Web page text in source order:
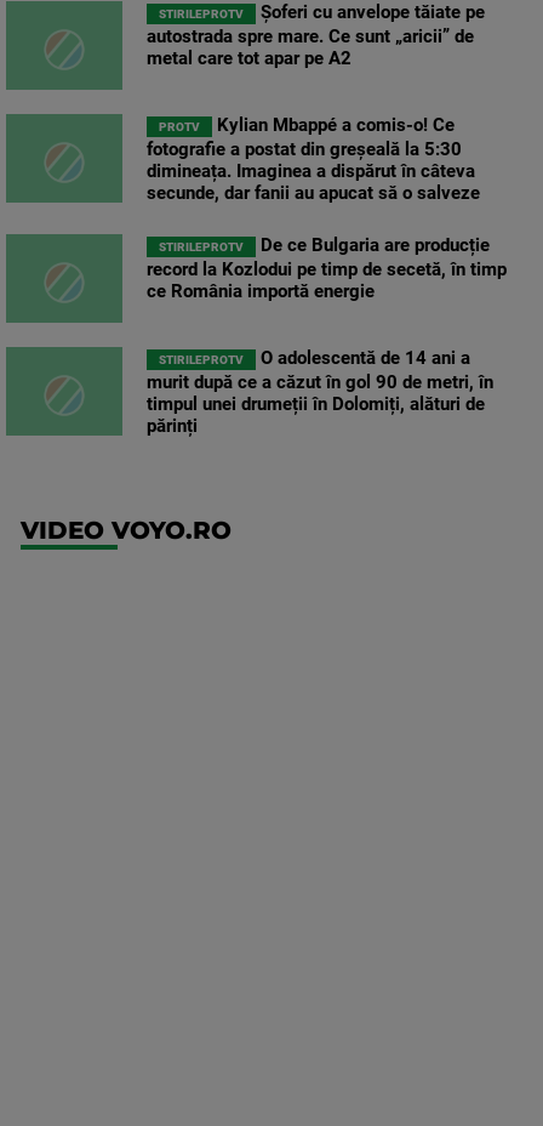
STIRILEPROTV
Șoferi cu anvelope tăiate pe
autostrada spre mare. Ce sunt „aricii” de
metal care tot apar pe A2
PROTV
Kylian Mbappé a comis-o! Ce
fotografie a postat din greșeală la 5:30
dimineața. Imaginea a dispărut în câteva
secunde, dar fanii au apucat să o salveze
STIRILEPROTV
De ce Bulgaria are producție
record la Kozlodui pe timp de secetă, în timp
ce România importă energie
STIRILEPROTV
O adolescentă de 14 ani a
murit după ce a căzut în gol 90 de metri, în
timpul unei drumeții în Dolomiți, alături de
părinți
VIDEO VOYO.RO